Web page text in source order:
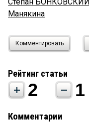
Манякина
Комментировать
Рейтинг статьи
2 1
Комментарии